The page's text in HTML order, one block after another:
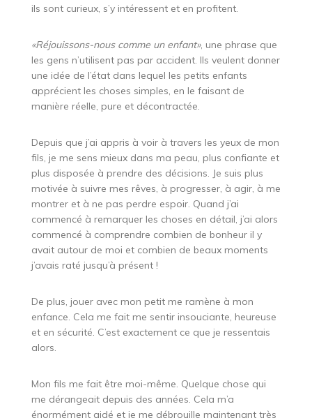
ils sont curieux, s’y intéressent et en profitent.
«Réjouissons-nous comme un enfant», une phrase que
les gens n’utilisent pas par accident. Ils veulent donner
une idée de l’état dans lequel les petits enfants
apprécient les choses simples, en le faisant de
manière réelle, pure et décontractée.
Depuis que j’ai appris à voir à travers les yeux de mon
fils, je me sens mieux dans ma peau, plus confiante et
plus disposée à prendre des décisions. Je suis plus
motivée à suivre mes rêves, à progresser, à agir, à me
montrer et à ne pas perdre espoir. Quand j’ai
commencé à remarquer les choses en détail, j’ai alors
commencé à comprendre combien de bonheur il y
avait autour de moi et combien de beaux moments
j’avais raté jusqu’à présent !
De plus, jouer avec mon petit me ramène à mon
enfance. Cela me fait me sentir insouciante, heureuse
et en sécurité. C’est exactement ce que je ressentais
alors.
Mon fils me fait être moi-même. Quelque chose qui
me dérangeait depuis des années. Cela m’a
énormément aidé et je me débrouille maintenant très